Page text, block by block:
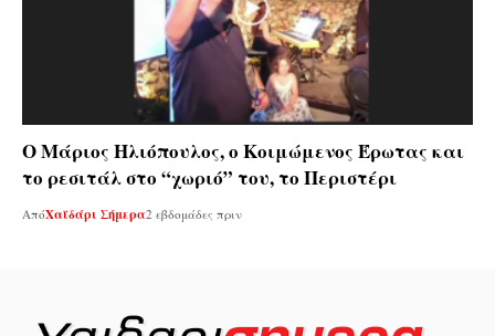
Ο Μάριος Ηλιόπουλος, ο Κοιμώμενος Έρωτας και
το ρεσιτάλ στο “χωριό” του, το Περιστέρι
ΑπόΧαϊδάρι Σήμερα2 εβδομάδες πριν